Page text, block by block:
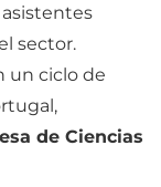
sector.
un ciclo de
de Ciencias